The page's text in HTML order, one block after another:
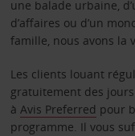
une balade urbaine,
d’affaires ou d’un
famille, nous avons la
Les clients louant
gratuitement des
à Avis Preferred pour
programme. Il vous